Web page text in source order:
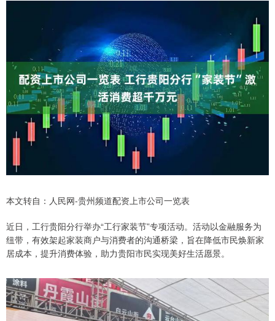
本文转自：人民网-贵州频道配资上市公司一览表
近日，工行贵阳分行举办“工行家装节”专项活动。活动以金融服务为
纽带，有效架起家装商户与消费者的沟通桥梁，旨在降低市民焕新家
居成本，提升消费体验，助力贵阳市民实现美好生活愿景。